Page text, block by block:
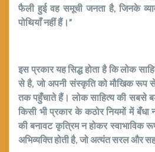
फैली हुई वह समूची जनता है, जिनके
पोथियाँ नहीं हैं।”
इस प्रकार यह सिद्ध होता है कि लोक
से है, जो अपनी संस्कृति को मौखिक रूप से
तक पहुँचाते हैं। लोक साहित्य की सबसे
किसी भी प्रकार के कठोर नियमों में बँधा
की बनावट कृत्रिम न होकर स्वाभाविक
अभिव्यक्ति होती है, जो अत्यंत सरल और